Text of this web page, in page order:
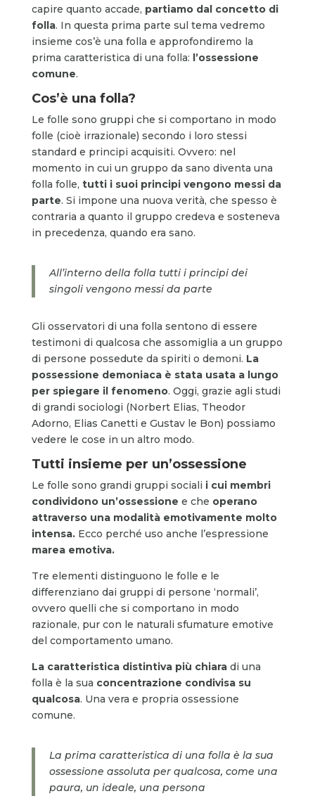
capire quanto accade, partiamo dal concetto di
folla. In questa prima parte sul tema vedremo
insieme cos’è una folla e approfondiremo la
prima caratteristica di una folla: l’ossessione
comune.
Cos’è una folla?
Le folle sono gruppi che si comportano in modo
folle (cioè irrazionale) secondo i loro stessi
standard e principi acquisiti. Ovvero: nel
momento in cui un gruppo da sano diventa una
folla folle, tutti i suoi principi vengono messi da
parte. Si impone una nuova verità, che spesso è
contraria a quanto il gruppo credeva e sosteneva
in precedenza, quando era sano.
All’interno della folla tutti i principi dei
singoli vengono messi da parte
Gli osservatori di una folla sentono di essere
testimoni di qualcosa che assomiglia a un gruppo
di persone possedute da spiriti o demoni. La
possessione demoniaca è stata usata a lungo
per spiegare il fenomeno. Oggi, grazie agli studi
di grandi sociologi (Norbert Elias, Theodor
Adorno, Elias Canetti e Gustav le Bon) possiamo
vedere le cose in un altro modo.
Tutti insieme per un’ossessione
Le folle sono grandi gruppi sociali i cui membri
condividono un’ossessione e che operano
attraverso una modalità emotivamente molto
intensa. Ecco perché uso anche l’espressione
marea emotiva.
Tre elementi distinguono le folle e le
differenziano dai gruppi di persone ‘normali’,
ovvero quelli che si comportano in modo
razionale, pur con le naturali sfumature emotive
del comportamento umano.
La caratteristica distintiva più chiaradi una
folla è la sua concentrazione condivisa su
qualcosa. Una vera e propria ossessione
comune.
La prima caratteristica di una folla è la sua
ossessione assoluta per qualcosa, come una
paura, un ideale, una persona